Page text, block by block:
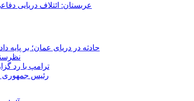
عربستان: ائتلاف دریایی
حادثه در دریای عمان؛ بر
ترامپ با رد
رئیس‌ جمهوری